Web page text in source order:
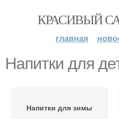
КРАСИВЫЙ
главная
Напитки для
Напитки для зимы